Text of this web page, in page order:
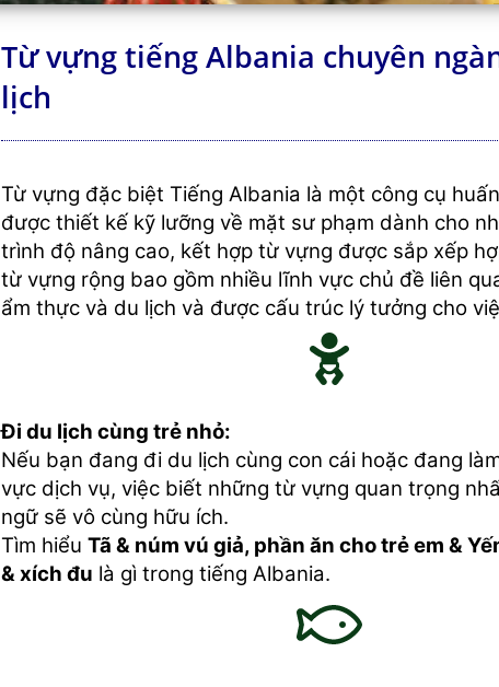
Từ vựng tiếng Albania chuyên
lịch
Từ vựng đặc biệt Tiếng Albania là một công cụ
được thiết kế kỹ lưỡng về mặt sư phạm dành cho
trình độ nâng cao, kết hợp từ vựng được sắp xếp
từ vựng rộng bao gồm nhiều lĩnh vực chủ đề liên
ẩm thực và du lịch và được cấu trúc lý tưởng cho
Đi du lịch cùng trẻ nhỏ:
Nếu bạn đang đi du lịch cùng con cái hoặc đang
vực dịch vụ, việc biết những từ vựng quan trọng
ngữ sẽ vô cùng hữu ích.
Tìm hiểu Tã & núm vú giả, phần ăn cho trẻ em &
& xích đu là gì trong tiếng Albania.